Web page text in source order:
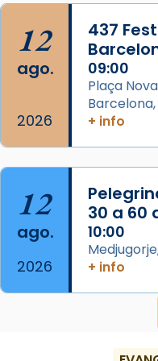
View on Facebook · Share
12
ago.
2026
437
09:00
Plaça
+ info
12
ago.
2026
30 a 60
10:00
+ info